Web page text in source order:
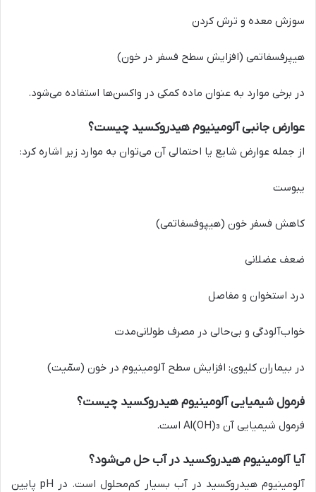
سوزش معده و ترش کردن
هیپرفسفاتمی (افزایش سطح فسفر در خون)
در برخی موارد به عنوان ماده کمکی در واکسن‌ها استفاده می‌شود.
عوارض جانبی آلومینیوم هیدروکسید چیست؟
از جمله عوارض شایع یا احتمالی آن می‌توان به موارد زیر اشاره کرد:
یبوست
کاهش فسفر خون (هیپوفسفاتمی)
ضعف عضلانی
درد استخوان و مفاصل
خواب‌آلودگی و بی‌حالی در مصرف طولانی‌مدت
در بیماران کلیوی: افزایش سطح آلومینیوم در خون (سمّیت)
فرمول شیمیایی آلومینیوم هیدروکسید چیست؟
فرمول شیمیایی آن Al(OH)₃ است.
آیا آلومینیوم هیدروکسید در آب حل می‌شود؟
آلومینیوم هیدروکسید در آب بسیار کم‌محلول است. در pH پایین